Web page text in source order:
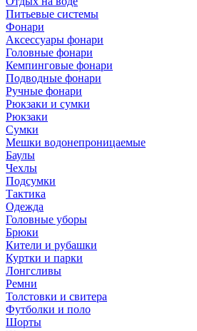
Питьевые системы
Фонари
Аксессуары фонари
Головные фонари
Кемпинговые фонари
Подводные фонари
Ручные фонари
Рюкзаки и сумки
Рюкзаки
Сумки
Мешки водонепроницаемые
Баулы
Чехлы
Подсумки
Тактика
Одежда
Головные уборы
Брюки
Кители и рубашки
Куртки и парки
Лонгсливы
Ремни
Толстовки и свитера
Футболки и поло
Шорты